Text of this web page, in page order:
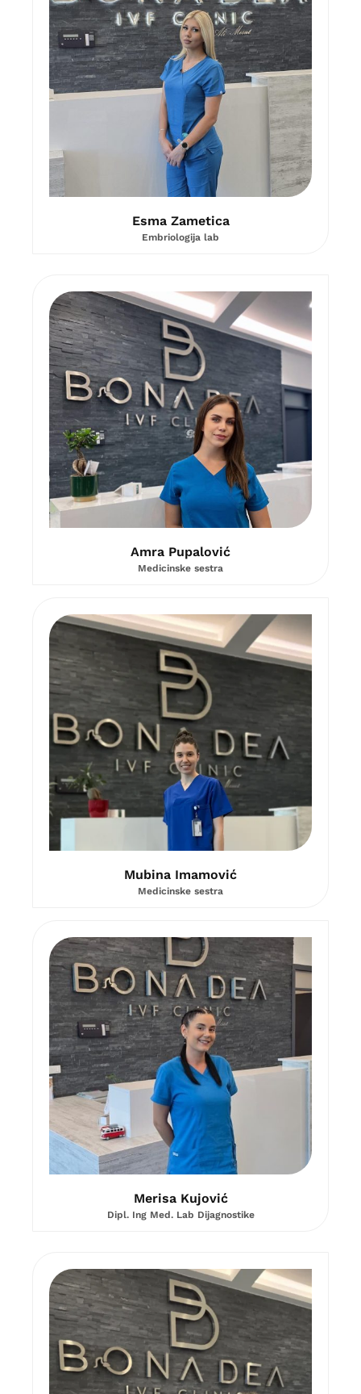
Esma Zametica
Embriologija lab
Amra Pupalović
Medicinske sestra
Mubina Imamović​
Medicinske sestra
Merisa Kujović
Dipl. Ing Med. Lab Dijagnostike